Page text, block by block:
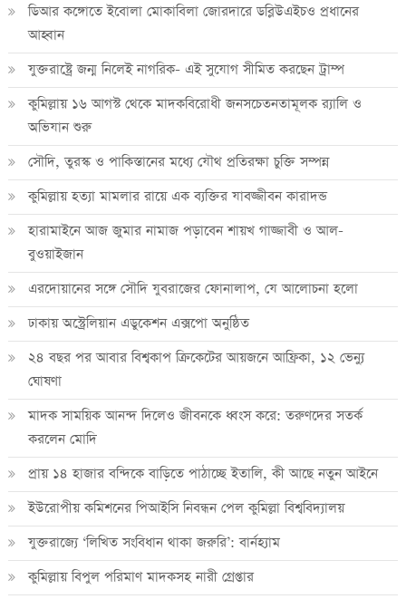
ডিআর কঙ্গোতে ইবোলা মোকাবিলা জোরদারে ডব্লিউএইচও প্রধানের
আহ্বান
যুক্তরাষ্ট্রে জন্ম নিলেই নাগরিক- এই সুযোগ সীমিত করছেন ট্রাম্প
কুমিল্লায় ১৬ আগস্ট থেকে মাদকবিরোধী জনসচেতনতামূলক র‍্যালি ও
অভিযান শুরু
সৌদি, তুরস্ক ও পাকিস্তানের মধ্যে যৌথ প্রতিরক্ষা চুক্তি সম্পন্ন
কুমিল্লায় হত্যা মামলার রায়ে এক ব্যক্তির যাবজ্জীবন কারাদন্ড
হারামাইনে আজ জুমার নামাজ পড়াবেন শায়খ গাজ্জাবী ও আল-
বুওয়াইজান
এরদোয়ানের সঙ্গে সৌদি যুবরাজের ফোনালাপ, যে আলোচনা হলো
ঢাকায় অস্ট্রেলিয়ান এডুকেশন এক্সপো অনুষ্ঠিত
২৪ বছর পর আবার বিশ্বকাপ ক্রিকে‌টের আয়জনে আফ্রিকা, ১২ ভেন্যু
ঘোষণা
মাদক সাময়িক আনন্দ দিলেও জীবনকে ধ্বংস করে: তরুণদের সতর্ক
করলেন মোদি
প্রায় ১৪ হাজার বন্দিকে বাড়িতে পাঠাচ্ছে ইতালি, কী আছে নতুন আইনে
ইউরোপীয় কমিশনের পিআইসি নিবন্ধন পেল কুমিল্লা বিশ্ববিদ্যালয়
যুক্তরাজ্যে ‘লিখিত সংবিধান থাকা জরুরি’: বার্নহ্যাম
কুমিল্লায় বিপুল পরিমাণ মাদকসহ নারী গ্রেপ্তার